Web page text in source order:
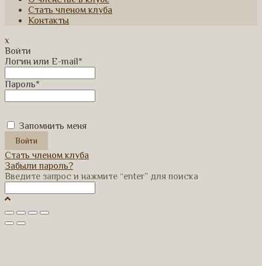
Стать членом клуба
Контакты
x
Войти
Логин или E-mail*
Пароль*
Запомнить меня
Стать членом клуба
Забыли пароль?
Введите запрос и нажмите “enter” для поиска